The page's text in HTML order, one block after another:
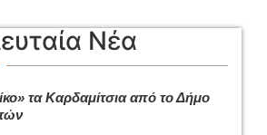
Νέα
τα Καρδαμίτσια από το Δήμο